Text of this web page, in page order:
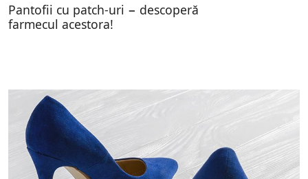
Pantofii cu patch-uri − descoperă
farmecul acestora!